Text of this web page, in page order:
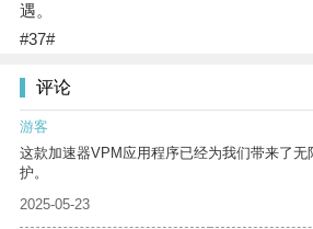
遇。
#37#
评论
游客
这款加速器VPM应用程序已经为我们带来了
护。
2025-05-23